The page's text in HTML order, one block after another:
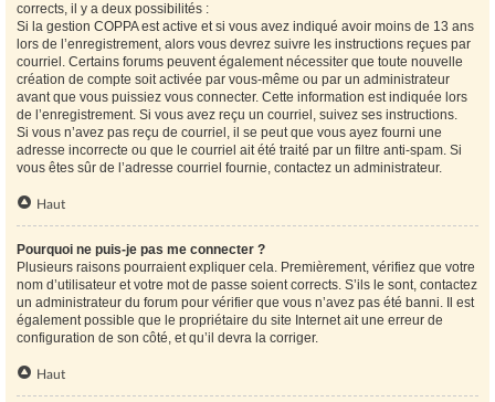
corrects, il y a deux possibilités :
Si la gestion COPPA est active et si vous avez indiqué avoir moins de 13 ans
lors de l’enregistrement, alors vous devrez suivre les instructions reçues par
courriel. Certains forums peuvent également nécessiter que toute nouvelle
création de compte soit activée par vous-même ou par un administrateur
avant que vous puissiez vous connecter. Cette information est indiquée lors
de l’enregistrement. Si vous avez reçu un courriel, suivez ses instructions.
Si vous n’avez pas reçu de courriel, il se peut que vous ayez fourni une
adresse incorrecte ou que le courriel ait été traité par un filtre anti-spam. Si
vous êtes sûr de l’adresse courriel fournie, contactez un administrateur.
Haut
Pourquoi ne puis-je pas me connecter ?
Plusieurs raisons pourraient expliquer cela. Premièrement, vérifiez que votre
nom d’utilisateur et votre mot de passe soient corrects. S’ils le sont, contactez
un administrateur du forum pour vérifier que vous n’avez pas été banni. Il est
également possible que le propriétaire du site Internet ait une erreur de
configuration de son côté, et qu’il devra la corriger.
Haut